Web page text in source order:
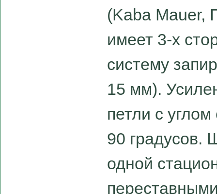
(Kaba Mauer,
имеет 3-х
систему
15 мм).
петли с
90 градусов.
одной